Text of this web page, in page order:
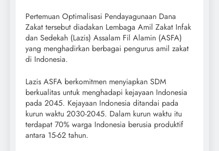
Pertemuan Optimalisasi Pendayagunaan Dana
Zakat tersebut diadakan Lembaga Amil Zakat Infak
dan Sedekah (Lazis) Assalam Fil Alamin (ASFA)
yang menghadirkan berbagai pengurus amil zakat
di Indonesia.
Lazis ASFA berkomitmen menyiapkan SDM
berkualitas untuk menghadapi kejayaan Indonesia
pada 2045. Kejayaan Indonesia ditandai pada
kurun waktu 2030-2045. Dalam kurun waktu itu
terdapat 70% warga Indonesia berusia produktif
antara 15-62 tahun.